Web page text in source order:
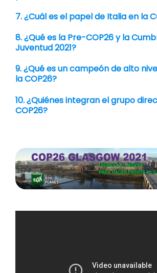
7. ¿Cuál es el papel de Italia en la
8. ¿Qué es la Pre-COP26 y la
Juventud 2021?
9. ¿Qué es un campeón de alto
la COP26?
10. ¿Quiénes integran el grupo
COP26?